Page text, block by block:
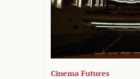
Cinema Futures